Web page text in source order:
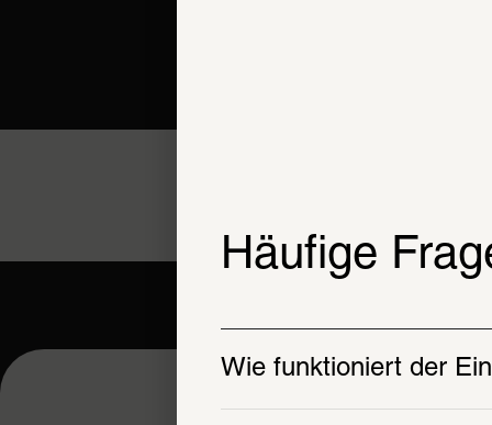
Häufige
Wie funktioniert der